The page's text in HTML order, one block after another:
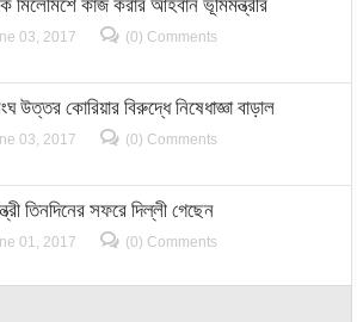
03, 2017 (0) Comments
উত্তর কোরিয়ার বিরুদ্ধে নিষেধাজ্ঞা বাড়াল
03, 2017 (0) Comments
তিনদিনের সফরে দিল্লী গেছেন
01, 2017 (0) Comments